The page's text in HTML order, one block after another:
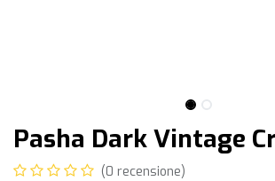
Pasha Dark Vintage
(0 recensione)